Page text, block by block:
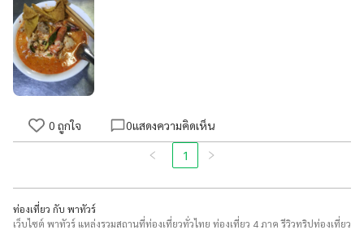
0 ถูกใจ 0แสดงความคิดเห็น
1
ท่องเที่ยว กับ พาทัวร์
เว็บไซต์ พาทัวร์ แหล่งรวมสถานที่ท่องเที่ยวทั่วไทย ท่องเที่ยว 4 ภาค รีวิวทริปท่องเที่ยว